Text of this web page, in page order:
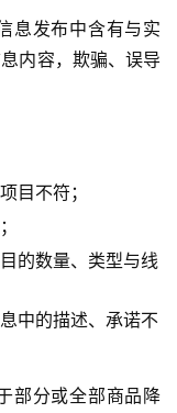
息发布中含有与实
内容，欺骗、误导
目不符；
的数量、类型与线
中的描述、承诺不
部分或全部商品降